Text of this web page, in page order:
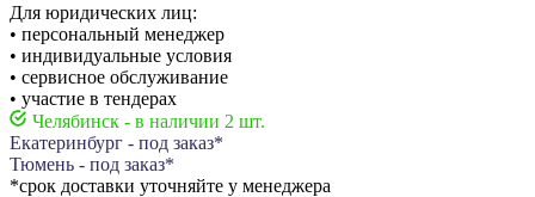
Для юридических лиц:
• персональный менеджер
• индивидуальные условия
• сервисное обслуживание
• участие в тендерах
Челябинск - в наличии 2 шт.
Екатеринбург - под заказ*
Тюмень - под заказ*
*срок доставки уточняйте у менеджера